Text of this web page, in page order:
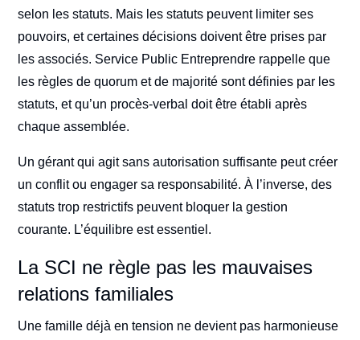
selon les statuts. Mais les statuts peuvent limiter ses
pouvoirs, et certaines décisions doivent être prises par
les associés. Service Public Entreprendre rappelle que
les règles de quorum et de majorité sont définies par les
statuts, et qu’un procès-verbal doit être établi après
chaque assemblée.
Un gérant qui agit sans autorisation suffisante peut créer
un conflit ou engager sa responsabilité. À l’inverse, des
statuts trop restrictifs peuvent bloquer la gestion
courante. L’équilibre est essentiel.
La SCI ne règle pas les mauvaises
relations familiales
Une famille déjà en tension ne devient pas harmonieuse